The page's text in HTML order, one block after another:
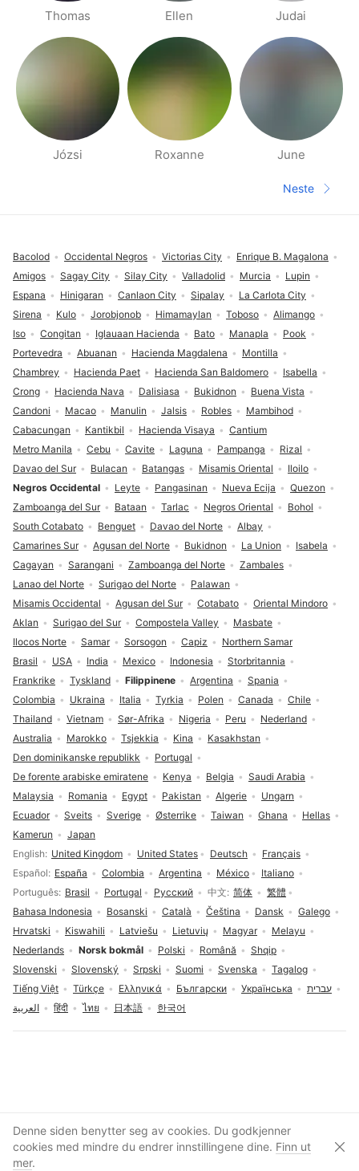
Thomas Ellen Judai
Józsi Roxanne June
Neste
Neste
Språkvalg
English United Kingdom United States Deutsch
Français
Español
España Colombia Argentina México
Italiano
Português Brasil Portugal Русский 中文 简体
繁體
Bahasa Indonesia
Bosanski Català Čeština Dansk
Galego
Hrvatski
Kiswahili Latviešu Lietuvių Magyar
Melayu
Nederlands
Norsk bokmål Polski Română
Shqip
Slovenski
Slovenský Srpski Suomi Svenska
Tagalog
Tiếng Việt
Türkçe Ελληνικά Български Українська
עברית
العربية
हिंदी ไทย 日本語 한국어
Brasil USA India Mexico Indonesia
Storbritannia
Frankrike
Tyskland Filippinene Argentina
Spania
Colombia
Ukraina Italia Tyrkia Polen Canada
Chile
Thailand
Vietnam Sør-Afrika Nigeria Peru
Nederland
Australia
Marokko Tsjekkia Kina
Kasakhstan
Den dominikanske republikk
Portugal
De forente arabiske emiratene
Kenya Belgia
Saudi Arabia
Malaysia
Romania Egypt Pakistan Algerie
Ungarn
Ecuador
Sveits Sverige Østerrike Taiwan Ghana
Hellas
Kamerun
Japan
Metro Manila Cebu Cavite Laguna Pampanga
Rizal
Davao del Sur
Bulacan Batangas Misamis Oriental
Iloilo
Negros Occidental
Leyte Pangasinan Nueva Ecija
Quezon
Zamboanga del Sur
Bataan Tarlac Negros Oriental
Bohol
South Cotabato
Benguet Davao del Norte
Albay
Camarines Sur
Agusan del Norte Bukidnon La Union
Isabela
Cagayan
Sarangani Zamboanga del Norte
Zambales
Lanao del Norte
Surigao del Norte
Palawan
Misamis Occidental
Agusan del Sur Cotabato
Oriental Mindoro
Aklan
Surigao del Sur Compostela Valley
Masbate
Ilocos Norte
Samar Sorsogon Capiz Northern Samar
Bacolod Occidental Negros Victorias City
Enrique B. Magalona
Amigos
Sagay City Silay City Valladolid Murcia
Lupin
Espana
Hinigaran Canlaon City Sipalay
La Carlota City
Sirena
Kulo Jorobjonob Himamaylan Toboso
Alimango
Iso
Congitan Iglauaan Hacienda Bato Manapla
Pook
Portevedra
Abuanan Hacienda Magdalena
Montilla
Chambrey
Hacienda Paet Hacienda San Baldomero
Isabella
Crong
Hacienda Nava Dalisiasa Bukidnon
Buena Vista
Candoni
Macao Manulin Jalsis Robles
Mambihod
Cabacungan
Kantikbil Hacienda Visaya Cantium
Cookies-samtykke
Denne siden benytter seg av cookies. Du godkjenner
cookies med mindre du endrer innstillingene dine. Finn ut
mer.